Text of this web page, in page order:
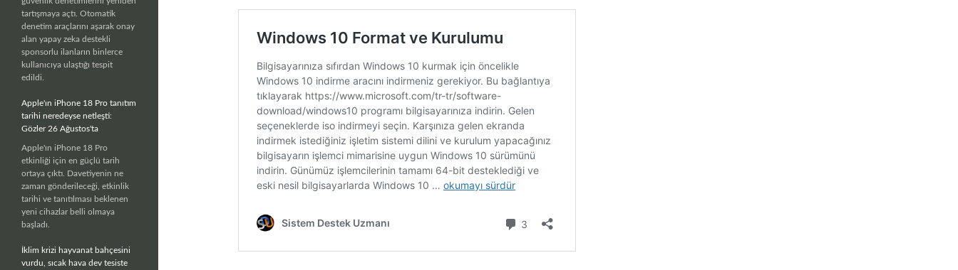
tartışmaya açtı. Otomatik
denetim araçlarını aşarak onay
alan yapay zeka destekli
sponsorlu ilanların binlerce
kullanıcıya ulaştığı tespit
edildi.
Apple'ın iPhone 18 Pro tanıtım
tarihi neredeyse netleşti:
Gözler 26 Ağustos'ta
Apple'ın iPhone 18 Pro
etkinliği için en güçlü tarih
ortaya çıktı. Davetiyenin ne
zaman gönderileceği, etkinlik
tarihi ve tanıtılması beklenen
yeni cihazlar belli olmaya
başladı.
İklim krizi hayvanat bahçesini
vurdu, sıcak hava dev tesiste